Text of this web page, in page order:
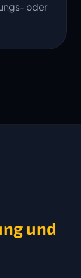
oder
und